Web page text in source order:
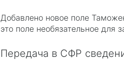
Добавлено новое поле
это поле необязательное для
Передача в СФР